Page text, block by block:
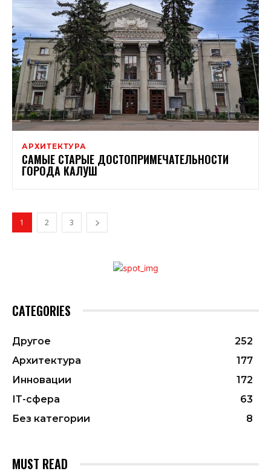
АРХИТЕКТУРА
САМЫЕ СТАРЫЕ ДОСТОПРИМЕЧАТЕЛЬНОСТИ
ГОРОДА КАЛУШ
1 2 3
CATEGORIES
Другое
252
Архитектура
177
Инновации
172
ІТ-сфера
63
Без категории
8
MUST READ